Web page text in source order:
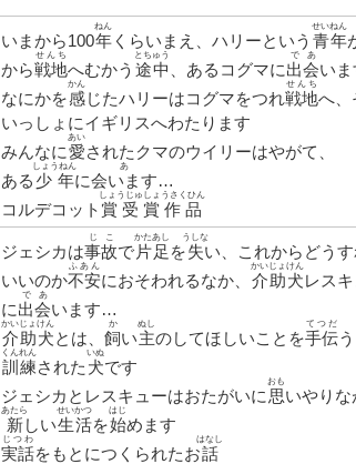
いまから100年
ねん
くらいまえ、ハリーという 青年
せいねん
から戦地
せんち
へむかう 途中
とちゅう
、あるコグマに出会
であ
いま
なにかを感
かん
じたハリーはコグマをつれ戦地
せんち
へ、
いっしょにイギリスへわたります
みんなに愛
あい
されたクマのウイリーはやがて、
ある 少年
しょうねん
に会います
あ
…
コルデコット 賞受賞作品
しょうじゅしょうさくひん
ジェシカは事故
じこ
で 片足
かたあし
を失
うしな
い、これからどう
いいのか不安
ふあん
におそわれるなか、 介助犬
かいじょけん
レス
に出会
であ
います…
介助犬
かいじょけん
とは、 飼
か
い主
ぬし
のしてほしいことを手伝
てつだ
訓練
くんれん
された 犬
いぬ
です
ジェシカとレスキューはおたがいに 思
おも
いやりな
新
あたら
しい生活
せいかつ
を始
はじ
めます
実話
じつわ
をもとにつくられたお話
はなし